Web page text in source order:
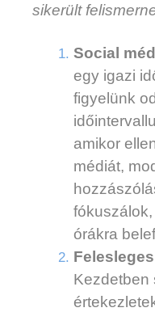
sikerült
Social
egy igazi
figyelünk
amikor
médiát,
órákra
Kezdetben